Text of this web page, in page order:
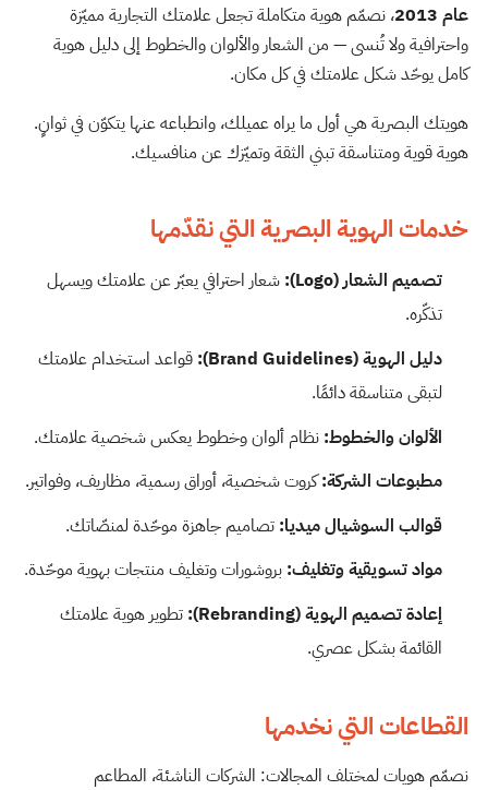
عام 2013
، نصمّم هوية متكاملة تجعل علامتك التجارية مميّزة
واحترافية ولا تُنسى — من الشعار والألوان والخطوط إلى دليل هوية
كامل يوحّد شكل علامتك في كل مكان.
هويتك البصرية هي أول ما يراه عميلك، وانطباعه عنها يتكوّن في ثوانٍ.
هوية قوية ومتناسقة تبني الثقة وتميّزك عن منافسيك.
خدمات الهوية البصرية التي نقدّمها
تصميم الشعار (Logo):
شعار احترافي يعبّر عن علامتك ويسهل
تذكّره.
دليل الهوية (Brand Guidelines):
قواعد استخدام علامتك
لتبقى متناسقة دائمًا.
الألوان والخطوط: نظام ألوان وخطوط يعكس شخصية علامتك.
مطبوعات الشركة:كروت شخصية، أوراق رسمية، مظاريف، وفواتير.
قوالب السوشيال ميديا: تصاميم جاهزة موحّدة لمنصّاتك.
مواد تسويقية وتغليف: بروشورات وتغليف منتجات بهوية موحّدة.
إعادة تصميم الهوية (Rebranding):
تطوير هوية علامتك
القائمة بشكل عصري.
القطاعات التي نخدمها
نصمّم هويات لمختلف المجالات: الشركات الناشئة، المطاعم